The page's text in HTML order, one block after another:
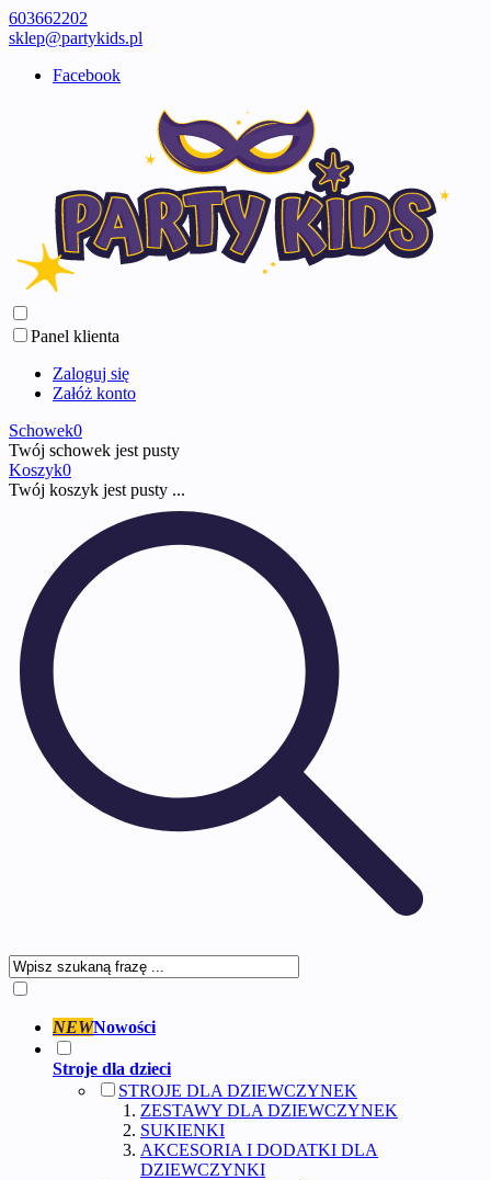
603662202
sklep@partykids.pl
Facebook
Panel klienta
Zaloguj się
Załóż konto
Schowek0
Twój schowek jest pusty
Koszyk0
Twój koszyk jest pusty ...
NEWNowości
Stroje dla dzieci
STROJE DLA DZIEWCZYNEK
ZESTAWY DLA DZIEWCZYNEK
SUKIENKI
AKCESORIA I DODATKI DLA
DZIEWCZYNKI